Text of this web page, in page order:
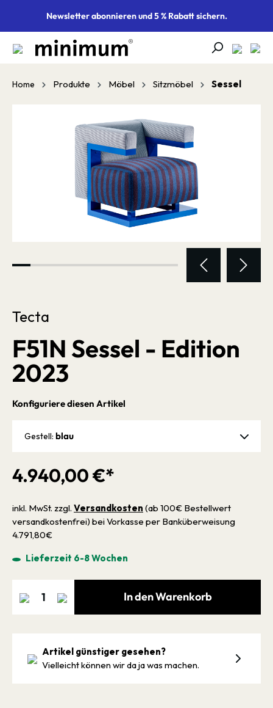
springenNewsletter abonnieren und 5 % Rabatt sichern.
Home Produkte Möbel Sitzmöbel Sessel
Tecta
F51N Sessel - Edition
2023
4.940,00 €*
inkl. MwSt. zzgl. Versandkosten (ab 100€ Bestellwert
versandkostenfrei) bei Vorkasse per Banküberweisung
4.791,80€
Lieferzeit 6-8 Wochen
Konfiguriere diesen Artikel
Gestell: blau
In den Warenkorb
Artikel günstiger gesehen?
Vielleicht können wir da ja was machen.